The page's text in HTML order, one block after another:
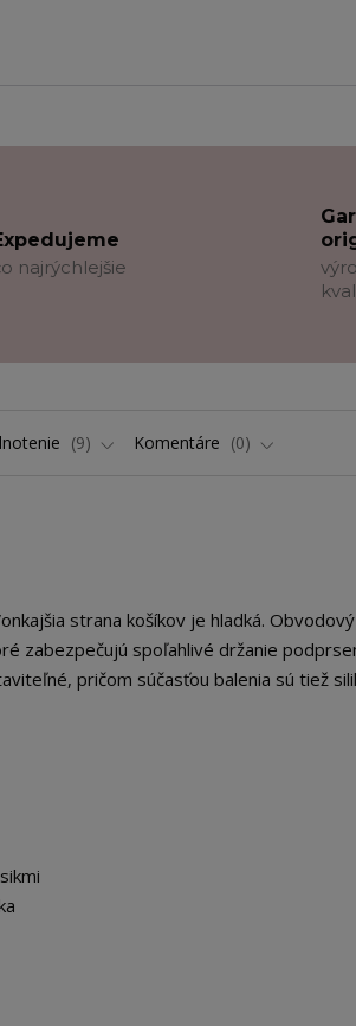
najrýchlejšie
9 Komentáre 0
strana košíkov je hladká.
zabezpečujú spoľahlivé držanie
pričom súčasťou balenia sú tiež